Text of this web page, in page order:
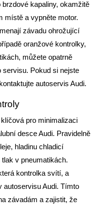
kapaliny, okamžitě
místě a vypněte motor.
závadu ohrožující
oranžové kontrolky,
můžete opatrně
servisu. Pokud si nejste
autoservis Audi.
pro minimalizaci
desce Audi. Pravidelně
hladinu chladicí
v pneumatikách.
kontrolka svítí, a
autoservisu Audi. Tímto
závadám a zajistit, že